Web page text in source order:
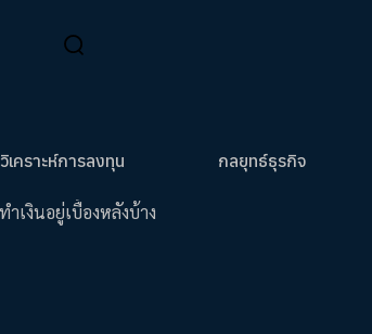
วิเคราะห์การลงทุน กลยุทธ์ธุรกิจ